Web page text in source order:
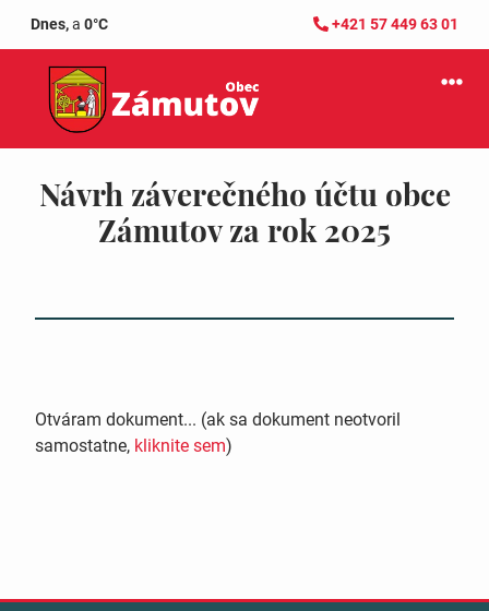
Dnes,a 0°C +421 57 449 63 01
Návrh záverečného účtu obce
Zámutov za rok 2025
Otváram dokument... (ak sa dokument neotvoril
samostatne, kliknite sem)